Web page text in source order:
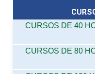
CURSOS DE 40
CURSOS DE 80